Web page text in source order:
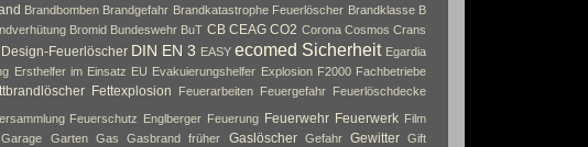
Brandbomben Brandgefahr Brandkatastrophe Feuerlöscher Brandklasse B
Bromid Bundeswehr BuT CB CEAG CO2 Corona Cosmos Crans
Design-Feuerlöscher DIN EN 3 EASY ecomed Sicherheit Egardia
Ersthelfer im Einsatz EU Evakuierungshelfer Explosion F2000 Fachbetriebe
Fettexplosion Feuerarbeiten Feuergefahr Feuerlöschdecke
Feuerschutz Englberger Feuerung Feuerwehr Feuerwerk Film
Garage Garten Gas Gasbrand früher Gaslöscher Gefahr Gewitter Gift